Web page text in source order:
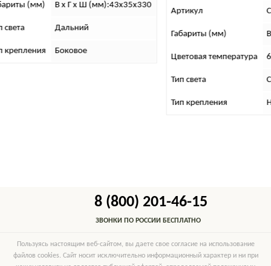
(мм) В х Г х Ш (мм):43х35х330
Дальний
Боковое
Артикул
Габариты (мм)
Цветовая температура
Тип света
Тип крепления
8 (800) 201-46-15
ЗВОНКИ ПО РОССИИ БЕСПЛАТНО
Пользуясь настоящим веб-сайтом, вы даете свое согласие на использование
файлов cookies. Сайт носит исключительно информационный характер и ни при